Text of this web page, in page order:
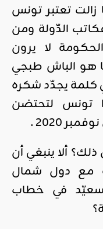
زالت تعتبر تونس
الدّولة ومن
لا يرون
هو الباش طبجي
كلمة يجدّد شكره
تونس لتحتضن
ألا ينبغي أن
مع دول شمال
في خطاب